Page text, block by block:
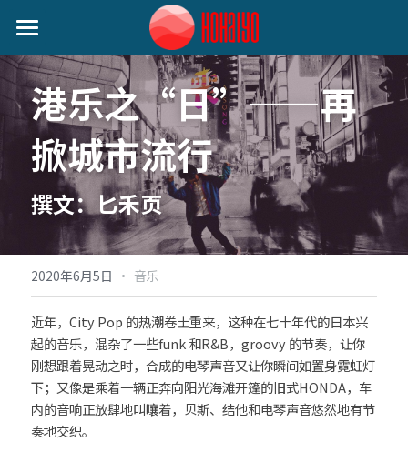
首页
日本动态
音乐类
娱乐类
生活类
作者分类
艺人动态
小野丽莎 (Lisa Ono)
SILENT SIREN (サイレントサイレン)
麦野优衣 (Yui Mugino)
桃知みなみ (Momochi Minami)
谷本贵义(Tanimoto Takayoshi)
EIGHT OF TRIANGLE
26時のマスカレイド（26Jino
关注我们
港乐之“日”——再
掀城市流行
撰文：匕禾页
2020年6月5日 · 音乐
近年，City Pop 的热潮卷土重来，这种在七十年代的日本兴
起的音乐，混杂了一些funk 和R&B，groovy 的节奏，让你
刚想跟着晃动之时，合成的电琴声音又让你瞬间如置身霓虹灯
下；又像是乘着一辆正奔向阳光海滩开篷的旧式HONDA，车
内的音响正放肆地叫嚷着，贝斯、结他和电琴声音悠然地有节
奏地交织。